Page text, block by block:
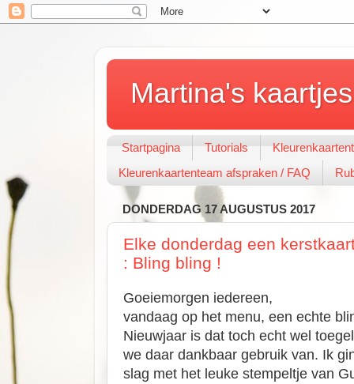
Martina's kaartjes
Startpagina Tutorials
Kleurenkaartenteam afspraken / FAQ
DONDERDAG 17 AUGUSTUS 2017
Elke donderdag een
: Bling bling !
Goeiemorgen iedereen,
vandaag op het menu, een echte
Nieuwjaar is dat toch echt wel
we daar dankbaar gebruik van. Ik
slag met het leuke stempeltje van